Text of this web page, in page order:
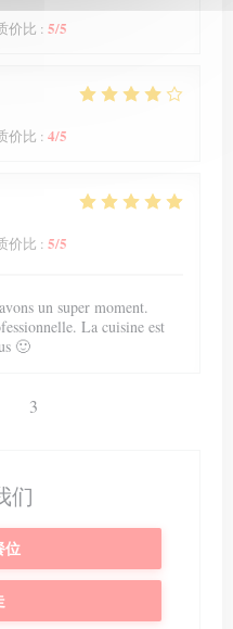
价比 : 5/5
价比 : 4/5
价比 : 5/5
un super moment.
La cuisine est
🙂
3
们
位